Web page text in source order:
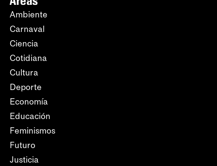
Ambiente
Carnaval
Ciencia
Cotidiana
Cultura
Deporte
Economía
Educación
Feminismos
Futuro
Justicia